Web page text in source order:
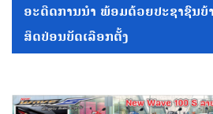
ອະດີດການນໍາ ພ້ອມດ້ວຍປະຊາຊົນບ້
ສິດປ່ອນບັດເລືອກຕັ້ງ